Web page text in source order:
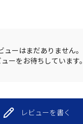
ューはまだありません。
ューをお待ちしています。
レビューを書く